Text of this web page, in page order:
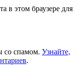
в этом браузере для
со спамом. Узнайте,
.